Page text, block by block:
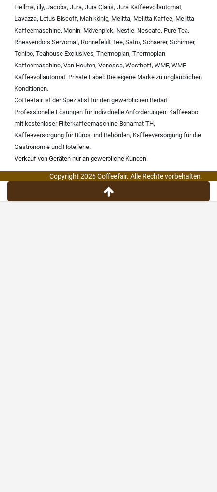
Hellma, illy, Jacobs, Jura, Jura Claris, Jura Kaffeevollautomat,
Lavazza, Lotus Biscoff, Mahlkönig, Melitta, Melitta Kaffee, Melitta
Kaffeemaschine, Monin, Mövenpick, Nestle, Nescafe, Pure Tea,
Rheavendors Servomat, Ronnefeldt Tee, Satro, Schaerer, Schirmer,
Tchibo, Teahouse Exclusives, Thermoplan, Thermoplan
Kaffeemaschine, Van Houten, Venessa, Westhoff, WMF, WMF
Kaffeevollautomat. Private Label: Die eigene Marke zu unglaublichen
Konditionen.
Coffeefair ist der Spezialist für den gewerblichen Bedarf.
Professionelle Lösungen für individuelle Anforderungen: Kaffeeabo
mit kostenloser Filterkaffeemaschine Bonamat TH,
Kaffeeversorgung für Büros und Behörden, Kaffeeversorgung für die
Gastronomie und Hotellerie.
Verkauf von Geräten nur an gewerbliche Kunden.
Copyright 2026 Coffeefair. Alle Rechte vorbehalten.